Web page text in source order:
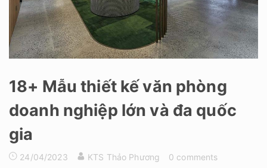
18+ Mẫu thiết kế văn phòng
doanh nghiệp lớn và đa quốc
gia
24/04/2023 KTS Thảo Phương 0 comments